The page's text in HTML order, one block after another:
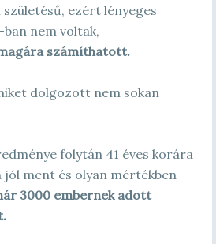
ezért lényeges
nem voltak,
számíthatott.
dolgozott nem sokan
folytán 41 éves korára
jól ment és olyan mértékben
3000 embernek adott